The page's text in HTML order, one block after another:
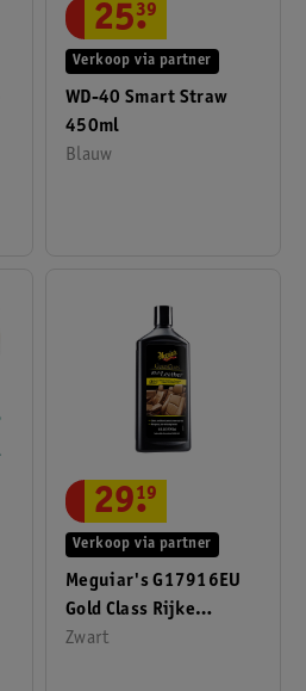
WD-40 Smart Straw
450ml
Blauw
Verkoop via partner
25.
39
Meguiar's G17916EU
Gold Class Rijke
Leergel 473ml
Zwart
Verkoop via partner
29.
19